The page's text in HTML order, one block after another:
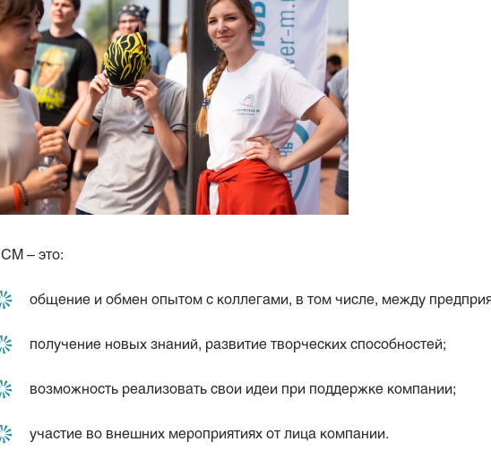
– это:
общение и обмен опытом с коллегами, в том числе, между
получение новых знаний, развитие творческих способностей;
возможность реализовать свои идеи при поддержке компании;
участие во внешних мероприятиях от лица компании.